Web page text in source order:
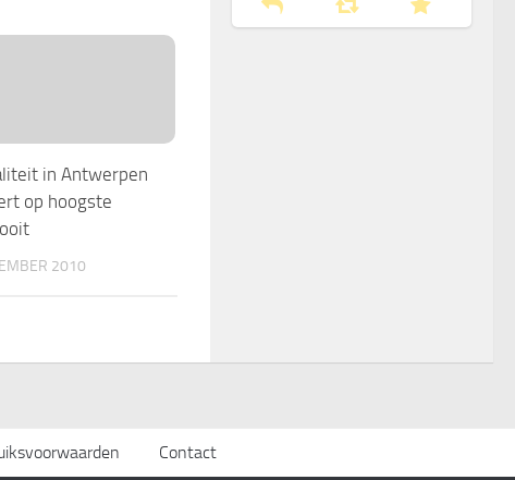
in Antwerpen
op hoogste
2010
Contact